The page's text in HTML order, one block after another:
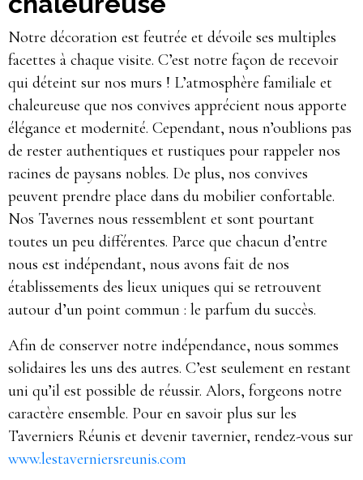
Notre décoration est feutrée et dévoile ses multiples
facettes à chaque visite. C’est notre façon de recevoir
qui déteint sur nos murs ! L’atmosphère familiale et
chaleureuse que nos convives apprécient nous apporte
élégance et modernité. Cependant, nous n’oublions pas
de rester authentiques et rustiques pour rappeler nos
racines de paysans nobles. De plus, nos convives
peuvent prendre place dans du mobilier confortable.
Nos Tavernes nous ressemblent et sont pourtant
toutes un peu différentes. Parce que chacun d’entre
nous est indépendant, nous avons fait de nos
établissements des lieux uniques qui se retrouvent
autour d’un point commun : le parfum du succès.
Afin de conserver notre indépendance, nous sommes
solidaires les uns des autres. C’est seulement en restant
uni qu’il est possible de réussir. Alors, forgeons notre
caractère ensemble. Pour en savoir plus sur les
Taverniers Réunis et devenir tavernier, rendez-vous sur
www.lestaverniersreunis.com